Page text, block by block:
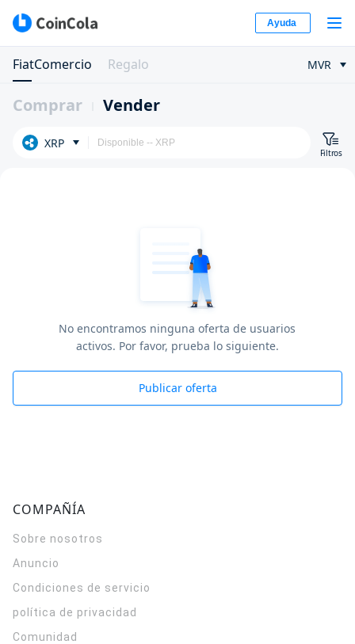
Ayuda
FiatComercio Regalo MVR
Comprar Vender
XRP
Filtros
No encontramos ninguna oferta de usuarios
activos. Por favor, prueba lo siguiente.
Publicar oferta
COMPAÑÍA
Sobre nosotros
Anuncio
Condiciones de servicio
política de privacidad
Comunidad